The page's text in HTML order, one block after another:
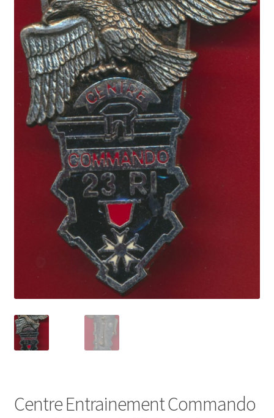
Centre Entrainement Commando